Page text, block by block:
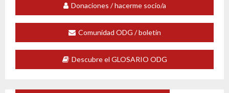
Donaciones / hacerme socio/a
Comunidad ODG / boletín
Descubre el GLOSARIO ODG